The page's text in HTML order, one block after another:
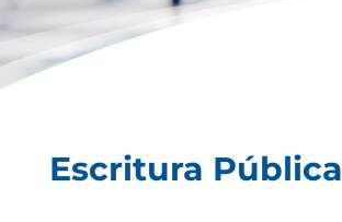
Escritura Pública